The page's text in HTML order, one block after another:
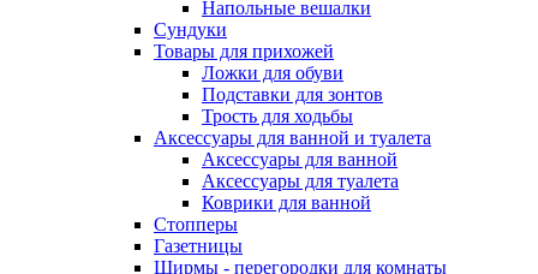
Напольные вешалки
Сундуки
Товары для прихожей
Ложки для обуви
Подставки для зонтов
Трость для ходьбы
Аксессуары для ванной и туалета
Аксессуары для ванной
Аксессуары для туалета
Коврики для ванной
Стопперы
Газетницы
Ширмы - перегородки для комнаты